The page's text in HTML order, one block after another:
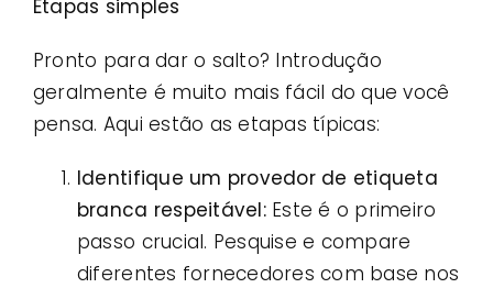
Etapas simples
Pronto para dar o salto? Introdução
geralmente é muito mais fácil do que você
pensa. Aqui estão as etapas típicas:
Identifique um provedor de etiqueta
branca respeitável:Este é o primeiro
passo crucial. Pesquise e compare
diferentes fornecedores com base nos